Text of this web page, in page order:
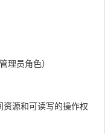
理员角色）
源和可读写的操作权